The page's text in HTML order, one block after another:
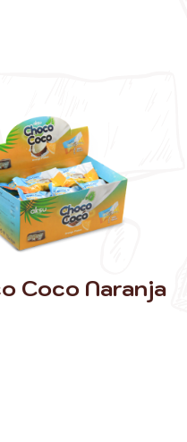
Coco Naranja